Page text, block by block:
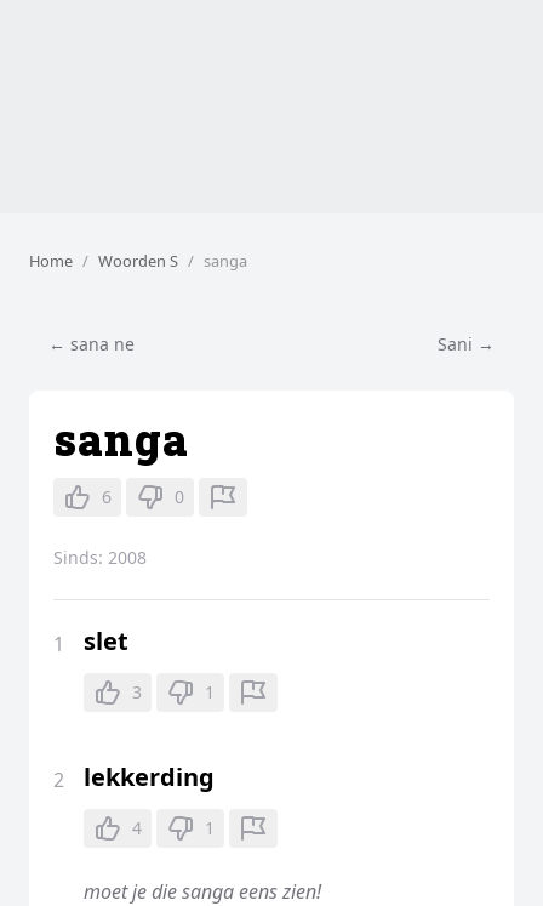
Home Woorden S sanga
← sana ne Sani →
sanga
6 0
Sinds: 2008
1 slet
3 1
2 lekkerding
4 1
moet je die sanga eens zien!